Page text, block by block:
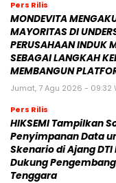
Pers Rilis
MONDEVITA
MAYORITAS DI
PERUSAHAAN INDUK
SEBAGAI LANGKAH
MEMBANGUN
Jumat, 7 Agu 2026 - 09:32
Pers Rilis
HIKSEMI Tampilkan
Penyimpanan Data
Skenario di Ajang
Dukung
Tenggara